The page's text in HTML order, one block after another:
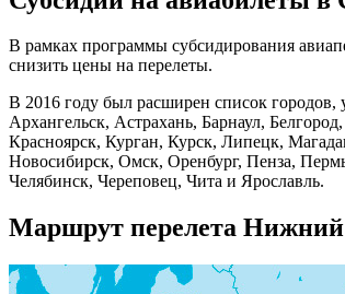
В рамках программы субсидирования
снизить цены на перелеты.
В 2016 году был расширен список
Архангельск, Астрахань, Барнаул,
Красноярск, Курган, Курск, Липецк,
Новосибирск, Омск, Оренбург, Пенза,
Челябинск, Череповец, Чита и Ярославль.
Маршрут перелета